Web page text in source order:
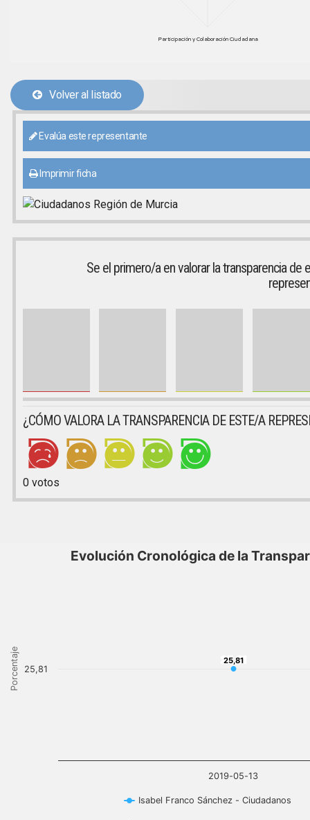
Participación y Colaboración Ciudadana
Volver al listado
Evalúa este representante
Imprimir ficha
Se el primero/a en valorar la transparencia de
¿CÓMO VALORA LA TRANSPARENCIA DE ESTE/A
0votos
Porcentaje
Evolución Cronológica de la
25,81
25,81
Isabel Franco Sánchez - Ciudadanos
2019-05-13
25,81